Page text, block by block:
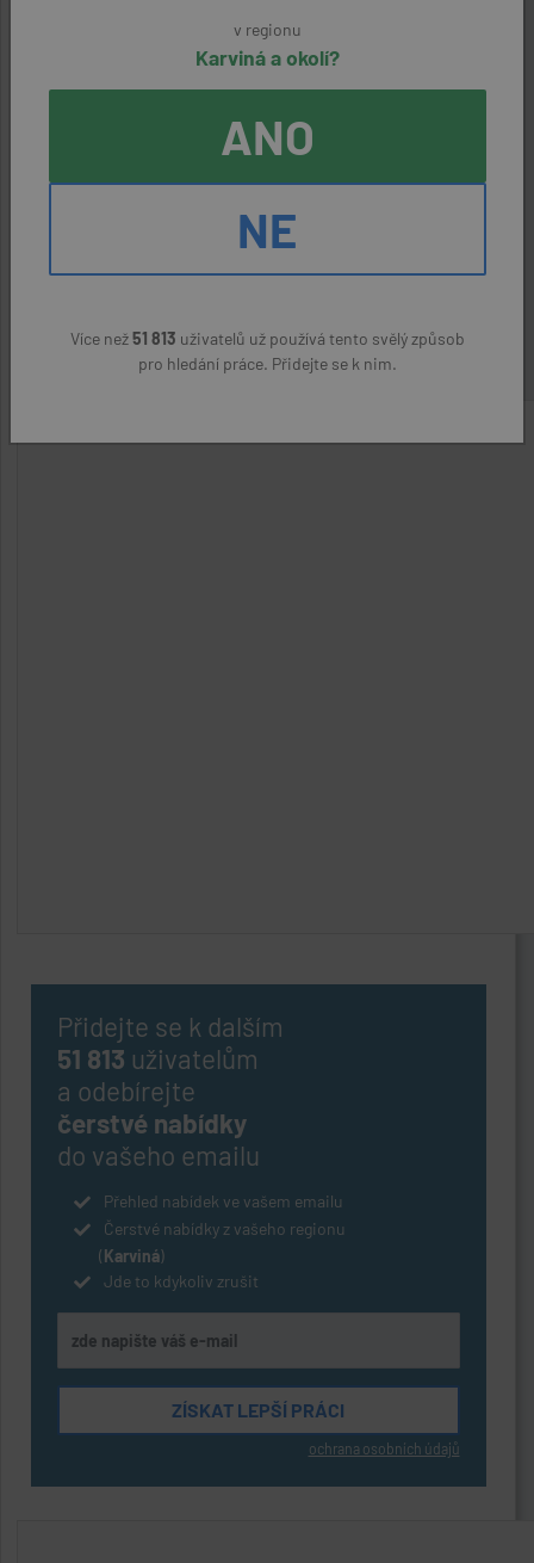
M+S Style s.r.o.
ODPOVĚDĚT NA NABÍDKU
Nahlásit podezřelý inzerát
Přidejte se k dalším
51 813 uživatelům
a odebírejte
čerstvé nabídky
do vašeho emailu
Přehled nabídek ve vašem emailu
Čerstvé nabídky z vašeho regionu
(Karviná)
Jde to kdykoliv zrušit
ochrana osobních údajů
v regionu
Karviná a okolí?
ANO
NE
Více než51 813 uživatelů už používá tento svělý způsob
pro hledání práce. Přidejte se k nim.